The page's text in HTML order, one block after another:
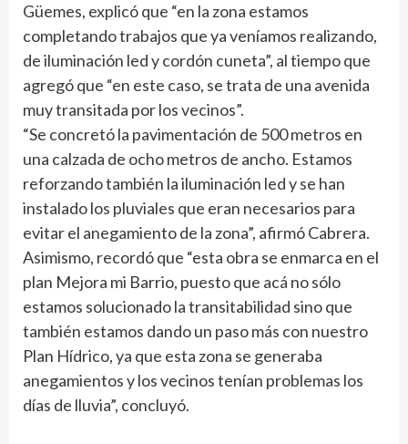
Güemes, explicó que “en la zona estamos
completando trabajos que ya veníamos realizando,
de iluminación led y cordón cuneta”, al tiempo que
agregó que “en este caso, se trata de una avenida
muy transitada por los vecinos”.
“Se concretó la pavimentación de 500 metros en
una calzada de ocho metros de ancho. Estamos
reforzando también la iluminación led y se han
instalado los pluviales que eran necesarios para
evitar el anegamiento de la zona”, afirmó Cabrera.
Asimismo, recordó que “esta obra se enmarca en el
plan Mejora mi Barrio, puesto que acá no sólo
estamos solucionado la transitabilidad sino que
también estamos dando un paso más con nuestro
Plan Hídrico, ya que esta zona se generaba
anegamientos y los vecinos tenían problemas los
días de lluvia”, concluyó.